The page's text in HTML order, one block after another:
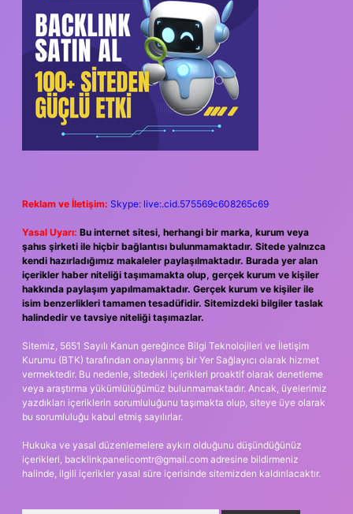
Reklam ve İletişim: Skype: live:.cid.575569c608265c69
Yasal Uyarı: Bu internet sitesi, herhangi bir marka, kurum veya
şahıs şirketi ile hiçbir bağlantısı bulunmamaktadır. Sitede yalnızca
kendi hazırladığımız makaleler paylaşılmaktadır. Burada yer alan
içerikler haber niteliği taşımamakta olup, gerçek kurum ve kişiler
hakkında paylaşım yapılmamaktadır. Gerçek kurum ve kişiler ile
isim benzerlikleri tamamen tesadüfidir. Sitemizdeki bilgiler taslak
halindedir ve tavsiye niteliği taşımazlar.
Sitemiz, 5651 Sayılı Kanun gereğince Bilgi Teknolojileri ve İletişim
Kurumu (BTK) tarafından onaylanmış bir Yer Sağlayıcı olarak hizmet
vermektedir. Bu nedenle, sitedeki içerikleri proaktif olarak denetleme
veya araştırma yükümlülüğümüz bulunmamaktadır. Ancak, üyelerimiz
yazdıkları içeriklerin sorumluluğunu taşımakta olup, siteye üye olarak
bu sorumluluğu kabul etmiş sayılırlar.
Hukuka ve yasal düzenlemelere aykırı olduğunu düşündüğünüz
içerikleri, backlinkpanelicomtr@gmail.com adresine bildirmeniz
halinde, ilgili içerikler yasal süre içerisinde sitemizden kaldırılacaktır.